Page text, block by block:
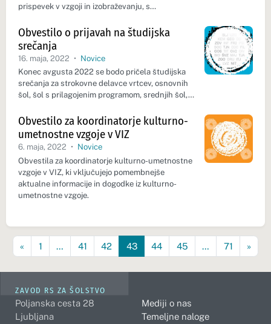
prispevek v vzgoji in izobraževanju, s…
Obvestilo o prijavah na študijska
srečanja
16. maja, 2022 • Novice
Konec avgusta 2022 se bodo pričela študijska
srečanja za strokovne delavce vrtcev, osnovnih
šol, šol s prilagojenim programom, srednjih šol,…
Obvestilo za koordinatorje kulturno-
umetnostne vzgoje v VIZ
6. maja, 2022 • Novice
Obvestila za koordinatorje kulturno-umetnostne
vzgoje v VIZ, ki vključujejo pomembnejše
aktualne informacije in dogodke iz kulturno-
umetnostne vzgoje.
« 1 … 41 42 43 44 45 … 71 »
ZAVOD RS ZA ŠOLSTVO
Poljanska cesta 28
Ljubljana
Mediji o nas
Temeljne naloge